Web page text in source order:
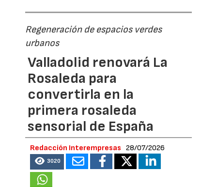
Regeneración de espacios verdes
urbanos
Valladolid renovará La
Rosaleda para
convertirla en la
primera rosaleda
sensorial de España
Redacción Interempresas 28/07/2026
3020